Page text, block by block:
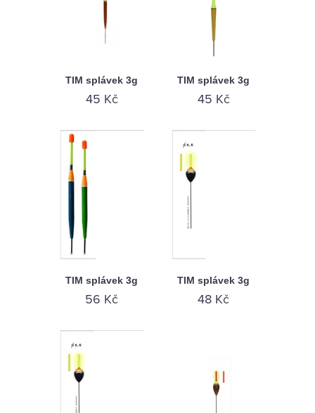
TIM splávek 3g
45 Kč
TIM splávek 3g
45 Kč
TIM splávek 3g
56 Kč
TIM splávek 3g
48 Kč